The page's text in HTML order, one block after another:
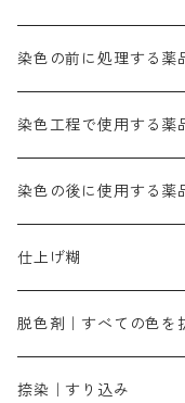
染料一覧ー100g入り
染料一覧ー500g入り
黒色系
1kg
ピンクMB｜ピンク色
ローズMB｜鮮やかなピン
ブルーMB（定番の色合い
スカイブルーMG｜緑みの
バイオレットMFB
緑色系
ダークグリンMG（定番の
グリーンMB｜緑色
茶色系
ダークブロンMFB｜こげ茶
ブロンHNR｜こげ茶色
黒色系
ブラックMK（赤みの黒色）
ブラックMG（青みの黒色
白色系（定番の色合い）
ネオホワイトR
カッチ｜茶系
霧島産・晩秋茶｜黄金色
ハイドロサルファイトコン
45cm×45cm（ハンカチ）
54cm×54cm（バンダナ）
ローダミンB｜赤紫色｜マ
酸性剤
ソーダ灰｜アルカリ性
硫酸第一鉄｜鉄媒染剤
刷毛
摺込み刷毛（スリコミハ
摺込み刷毛（スリコミハ
ローケツ筆
ローケツ用筆｜1本～販売
ローケツ用筆ー10%off｜
洋型紙（9番手｜中薄
有償サンプル品｜約
洋型紙9番手｜中薄口｜約
張木｜入荷待ち
伸子
型洗いブラシ
染色の前に処理する薬
精練剤｜汚れ落とし剤
糊落とし剤｜ソルベン
濃染処理剤｜ソルバッ
染色工程で使用する薬
染料の吸収促進剤
酢酸｜絹・羊毛・ナイロン
芒硝｜綿・麻の染色に使用
染料のムラ染め抑制剤
アゾリン200％｜綿・麻・
レオニールEHC｜反応染料
染料の浸透剤
ソルバライトS-70｜各種
染料の定着向上剤
染色の後に使用する薬
ソーピング剤｜未定着
ネオポールB－300｜反応
仕上げ剤｜柔軟・平滑
白場汚染防止剤
仕上げ糊
カルボキシメチルセル
海藻系
脱色剤｜すべての色を
脱色剤
捺染｜すり込み